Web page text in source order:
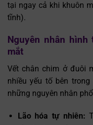
tại ngay cả khi khuôn
tĩnh).
Nguyên nhân
mắt
Vết chân chim ở đuôi
nhiều yếu tố bên
những nguyên nhân
Lão hóa tự nhiên: